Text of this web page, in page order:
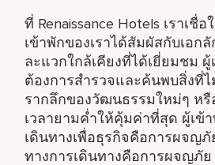
ที่ Renaissance Hotels เราเชื่
เข้าพักของเราได้สัมผัสกับเอ
ละแวกใกล้เคียงที่ได้เยี่ยมชม ผู้
ต้องการสำรวจและค้นพบสิ่งที่
รากลึกของวัฒนธรรมใหม่ๆ หรื
เวลายามค่ำให้คุ้มค่าที่สุด ผู้เข้
เดินทางเพื่อธุรกิจคือการผจญภั
ทางการเดินทางคือการผจญภัย